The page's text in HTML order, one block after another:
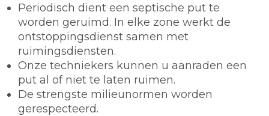
Periodisch dient een septische put te
worden geruimd. In elke zone werkt de
ontstoppingsdienst samen met
ruimingsdiensten.
Onze techniekers kunnen u aanraden een
put al of niet te laten ruimen.
De strengste milieunormen worden
gerespecteerd.